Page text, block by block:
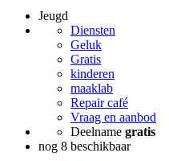
Jeugd
Diensten
Geluk
Gratis
kinderen
maaklab
Repair café
Vraag en aanbod
Deelname gratis
nog 8 beschikbaar